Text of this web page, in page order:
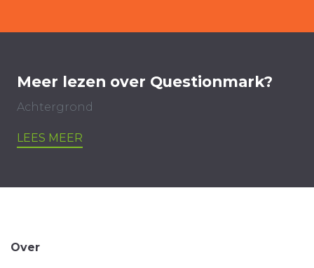
Meer lezen over Questionmark?
Achtergrond
LEES MEER
Over